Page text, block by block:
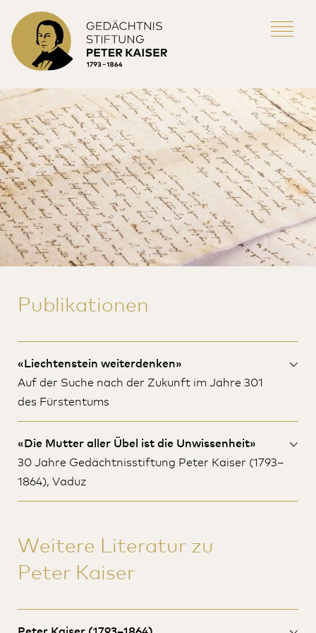
Publikationen
«Liechtenstein weiterdenken»
Auf der Suche nach der Zukunft im Jahre 301
des Fürstentums
«Die Mutter aller Übel ist die Unwissenheit»
30 Jahre Gedächtnisstiftung Peter Kaiser (1793–
1864), Vaduz
Weitere Literatur zu
Peter Kaiser